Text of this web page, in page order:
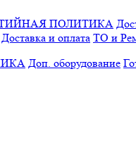
ПОЛИТИКА
Доставка и оплата ТО и
Доп. оборудование